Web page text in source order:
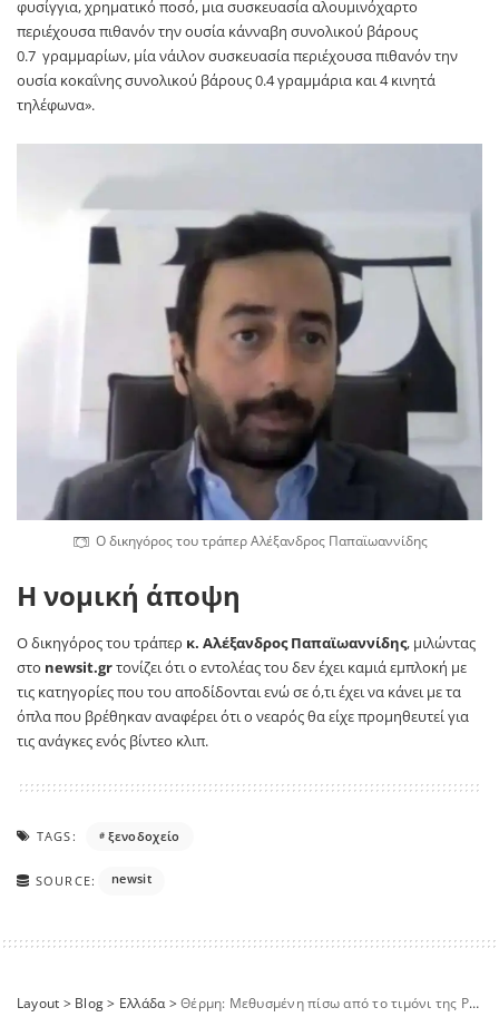
φυσίγγια, χρηματικό ποσό, μια συσκευασία αλουμινόχαρτο
περιέχουσα πιθανόν την ουσία κάνναβη συνολικού βάρους
0.7 γραμμαρίων, μία νάιλον συσκευασία περιέχουσα πιθανόν την
ουσία κοκαΐνης συνολικού βάρους 0.4 γραμμάρια και 4 κινητά
τηλέφωνα».
Ο δικηγόρος του τράπερ Αλέξανδρος Παπαϊωαννίδης
Η νομική άποψη
Ο δικηγόρος του τράπερ κ. Αλέξανδρος Παπαϊωαννίδης, μιλώντας
στο newsit.grτονίζει ότι ο εντολέας του δεν έχει καμιά εμπλοκή με
τις κατηγορίες που του αποδίδονται ενώ σε ό,τι έχει να κάνει με τα
όπλα που βρέθηκαν αναφέρει ότι ο νεαρός θα είχε προμηθευτεί για
τις ανάγκες ενός βίντεο κλιπ.
TAGS: ξενοδοχείο
SOURCE: newsit
Layout > Blog> Ελλάδα>Θέρμη: Μεθυσμένη πίσω από το τιμόνι της Porsche – Συνελήφθη η οδηγός μετά το σφοδρό τροχαίο